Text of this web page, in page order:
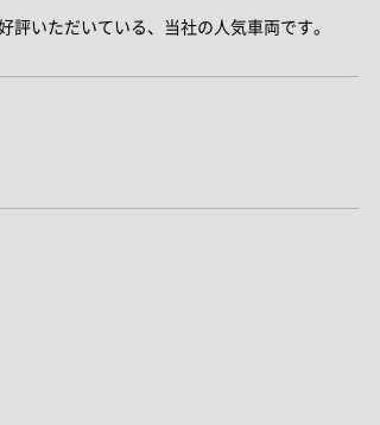
いただいている、当社の人気車両です。